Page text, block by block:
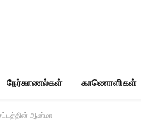
நேர்காணல்கள் காணொளிகள்
ஆன்மா